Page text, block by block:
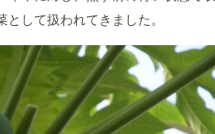
して扱われてきました。